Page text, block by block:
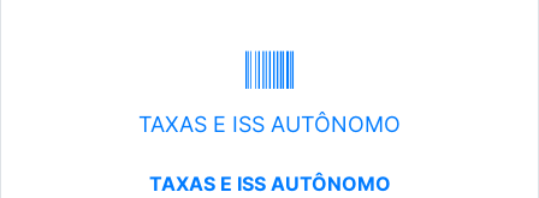
TAXAS E ISS AUTÔNOMO
TAXAS E ISS AUTÔNOMO